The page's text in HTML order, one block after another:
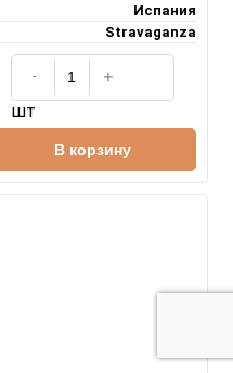
Испания
Stravaganza
шт
В корзину